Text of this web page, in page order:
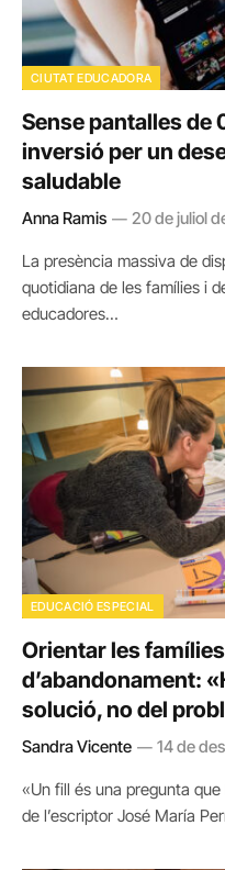
CIUTAT EDUCADORA
Sense pantalles de
inversió per un
saludable
Anna Ramis 20 de juliol
La presència massiva de
quotidiana de les famílies i
educadores…
EDUCACIÓ ESPECIAL
Orientar les
d’abandonament:
solució, no del
Sandra Vicente 14 de
«Un fill és una pregunta
de l’escriptor José María